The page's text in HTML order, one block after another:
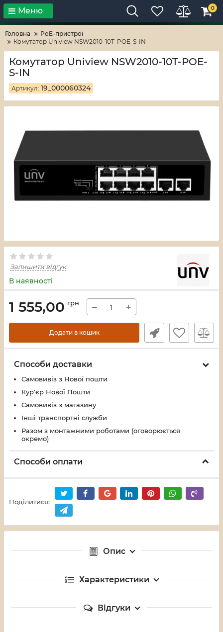
Тільки високі технології! RV-ZAFT
Меню 0
Головна
PoE-пристрої
Комутатор Uniview NSW2010-10T-POE-S-IN
Комутатор Uniview NSW2010-10T-POE-
S-IN
Артикул: 19_000060324
Залишити відгук
В наявності
1 555,00 грн − +
Додати в кошик
Способи доставки
Самовивіз з Нової пошти
Кур'єр Нової Пошти
Самовивіз з магазину
Інші транспортні служби
Разом з монтажними роботами (оговорюється
окремо)
Способи оплати
Поділитися:
Опис
Характеристики
Відгуки